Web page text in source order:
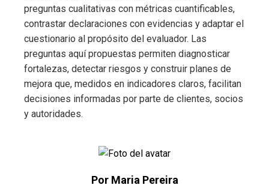
preguntas cualitativas con métricas cuantificables,
contrastar declaraciones con evidencias y adaptar el
cuestionario al propósito del evaluador. Las
preguntas aquí propuestas permiten diagnosticar
fortalezas, detectar riesgos y construir planes de
mejora que, medidos en indicadores claros, facilitan
decisiones informadas por parte de clientes, socios
y autoridades.
Por Maria Pereira